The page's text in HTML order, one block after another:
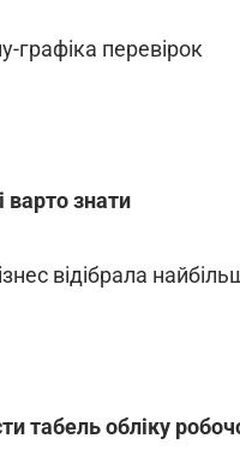
графіка перевірок
варто знати
відібрала
табель обліку